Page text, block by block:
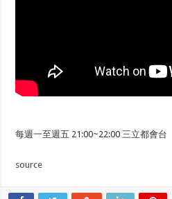
每週一至週五 21:00~22:00 三立都會台
source